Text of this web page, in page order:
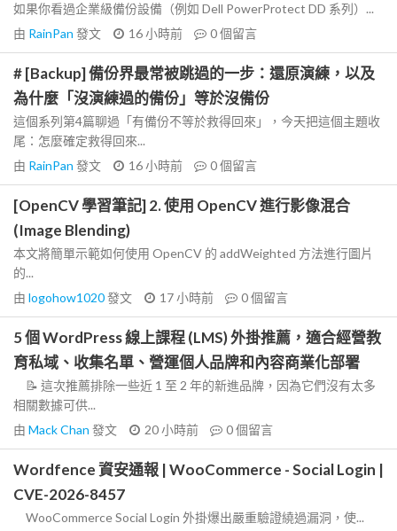
如果你看過企業級備份設備（例如 Dell PowerProtect DD 系列）...
由 RainPan 發文 16 小時前 0個留言
# [Backup] 備份界最常被跳過的一步：還原演練，以及
為什麼「沒演練過的備份」等於沒備份
這個系列第4篇聊過「有備份不等於救得回來」，今天把這個主題收
尾：怎麼確定救得回來...
由 RainPan 發文 16 小時前 0個留言
[OpenCV 學習筆記] 2. 使用 OpenCV 進行影像混合
(Image Blending)
本文將簡單示範如何使用 OpenCV 的 addWeighted 方法進行圖片
的...
由 logohow1020發文 17 小時前 0個留言
5 個 WordPress 線上課程 (LMS) 外掛推薦，適合經營教
育私域、收集名單、營運個人品牌和內容商業化部署
📝 這次推薦排除一些近 1 至 2 年的新進品牌，因為它們沒有太多
相關數據可供...
由 Mack Chan 發文 20 小時前 0個留言
Wordfence 資安通報 | WooCommerce - Social Login |
CVE-2026-8457
WooCommerce Social Login 外掛爆出嚴重驗證繞過漏洞，使...